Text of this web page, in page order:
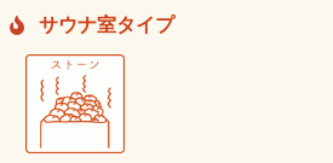
サウナ室タイプ